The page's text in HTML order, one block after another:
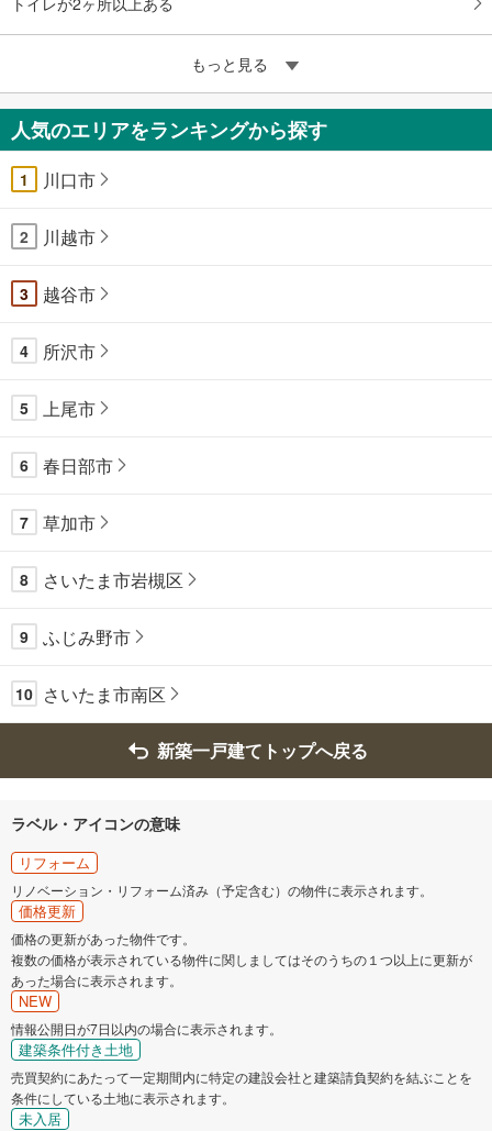
もっと見る
人気のエリアをランキングから探す
1 川口市
2 川越市
3 越谷市
4 所沢市
5 上尾市
6 春日部市
7 草加市
8 さいたま市岩槻区
9 ふじみ野市
10 さいたま市南区
新築一戸建てトップへ戻る
ラベル・アイコンの意味
リフォーム
リノベーション・リフォーム済み（予定含む）の物件に表示されます。
価格更新
価格の更新があった物件です。
複数の価格が表示されている物件に関しましてはそのうちの１つ以上に更新が
あった場合に表示されます。
NEW
情報公開日が7日以内の場合に表示されます。
建築条件付き土地
売買契約にあたって一定期間内に特定の建設会社と建築請負契約を結ぶことを
条件にしている土地に表示されます。
未入居